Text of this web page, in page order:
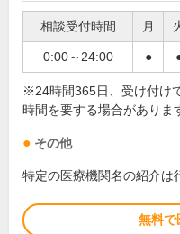
相談受付時間 月
0:00～24:00 ●
※24時間365日、受け付け
時間を要する場合がありま
その他
特定の医療機関名の紹介は
無料で